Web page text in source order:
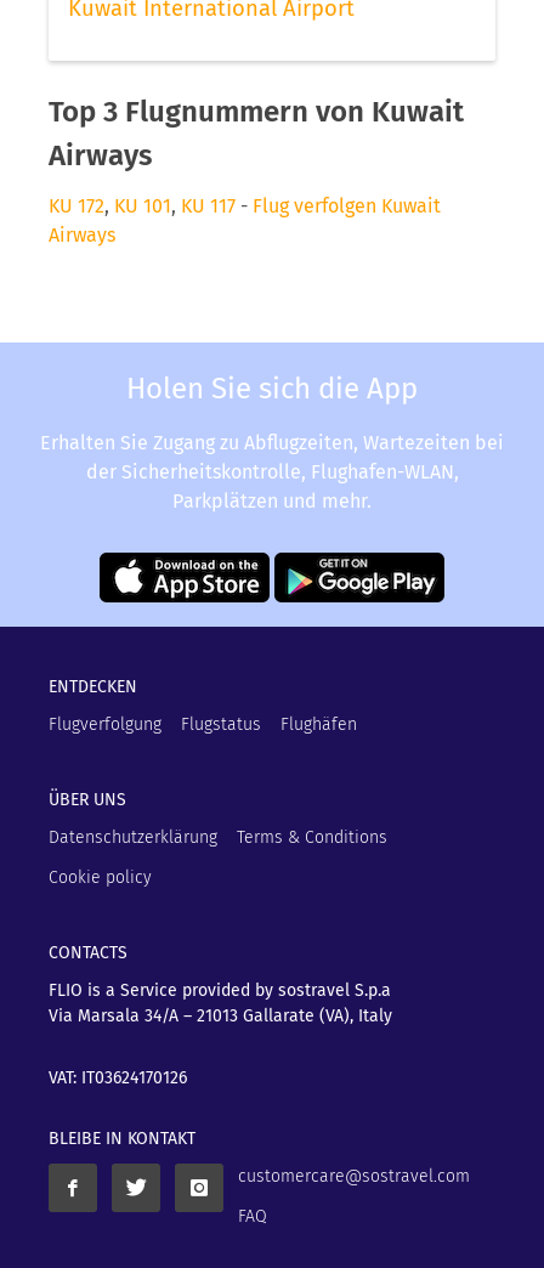
Kuwait International Airport
Top 3 Flugnummern von Kuwait
Airways
KU 172, KU 101, KU 117 - Flug verfolgen Kuwait
Airways
Holen Sie sich die App
Erhalten Sie Zugang zu Abflugzeiten, Wartezeiten bei
der Sicherheitskontrolle, Flughafen-WLAN,
Parkplätzen und mehr.
ENTDECKEN
Flugverfolgung
Flugstatus Flughäfen
ÜBER UNS
Datenschutzerklärung
Terms & Conditions
Cookie policy
CONTACTS
FLIO is a Service provided by sostravel S.p.a
Via Marsala 34/A – 21013 Gallarate (VA), Italy
VAT: IT03624170126
BLEIBE IN KONTAKT
customercare@sostravel.com
FAQ